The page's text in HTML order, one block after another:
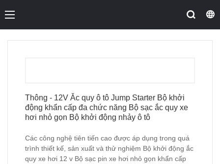
Thông - 12V Ắc quy ô tô Jump Starter Bộ khởi
động khẩn cấp đa chức năng Bộ sạc ắc quy xe
hơi nhỏ gọn Bộ khởi động nhảy ô tô
Các công nghệ tiên tiến cao được áp dụng trong quá
trình thiết kế, sản xuất và thử nghiệm Bộ khởi động ắc
quy xe hơi 12 v Bộ sạc pin xe hơi nhỏ gọn khẩn cấp